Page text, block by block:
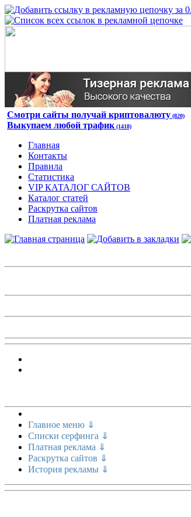
Смотри сайты получай криптовалюту (820)
Выкупаем любой трафик (1418)
Главная
Контакты
Правила
Статистика
VIP КАТАЛОГ САЙТОВ
Каталог статей
Раскрутка сайтов
Платная реклама
Главное меню ⇓
Списки серфинга ⇓
Платная реклама ⇓
Раскрутка сайтов ⇓
История рекламы ⇓